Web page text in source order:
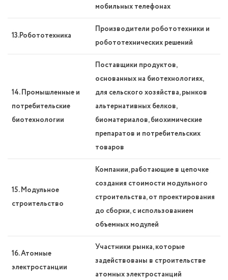
мобильных телефонах
13.Робототехника
Производители робототехники и
робототехнических решений
14. Промышленные и
потребительские
биотехнологии
Поставщики продуктов,
основанных на биотехнологиях,
для сельского хозяйства, рынков
альтернативных белков,
биоматериалов, биохимические
препаратов и потребительских
товаров
15. Модульное
строительство
Компании, работающие в цепочке
создания стоимости модульного
строительства, от проектирования
до сборки, с использованием
объемных модулей
16. Атомные
электростанции
Участники рынка, которые
задействованы в строительстве
атомных электростанций